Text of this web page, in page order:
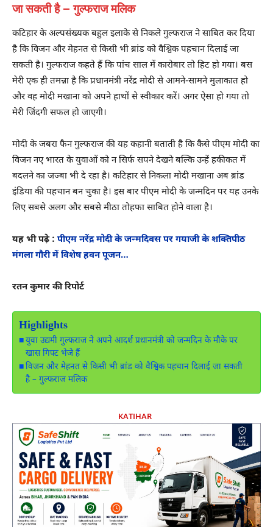
जा सकती है – गुल्फराज मलिक
कटिहार के अल्पसंख्यक बहुल इलाके से निकले गुल्फराज ने साबित कर दिया
है कि विजन और मेहनत से किसी भी ब्रांड को वैश्विक पहचान दिलाई जा
सकती है। गुल्फराज कहते हैं कि पांच साल में कारोबार तो हिट हो गया। बस
मेरी एक ही तमन्ना है कि प्रधानमंत्री नरेंद्र मोदी से आमने-सामने मुलाकात हो
और वह मोदी मखाना को अपने हाथों से स्वीकार करें। अगर ऐसा हो गया तो
मेरी जिंदगी सफल हो जाएगी।
मोदी के जबरा फैन गुल्फराज की यह कहानी बताती है कि कैसे पीएम मोदी का
विजन नए भारत के युवाओं को न सिर्फ सपने देखने बल्कि उन्हें हकीकत में
बदलने का जज्बा भी दे रहा है। कटिहार से निकला मोदी मखाना अब ब्रांड
इंडिया की पहचान बन चुका है। इस बार पीएम मोदी के जन्मदिन पर यह उनके
लिए सबसे अलग और सबसे मीठा तोहफा साबित होने वाला है।
यह भी पढ़े : पीएम नरेंद्र मोदी के जन्मदिवस पर गयाजी के शक्तिपीठ
मंगला गौरी में विशेष हवन पूजन…
रतन कुमार की रिपोर्ट
Highlights
युवा उद्यमी गुल्फराज ने अपने आदर्श प्रधानमंत्री को जन्मदिन के मौके पर
खास गिफ्ट भेजे हैं
विजन और मेहनत से किसी भी ब्रांड को वैश्विक पहचान दिलाई जा सकती
है – गुल्फराज मलिक
KATIHAR